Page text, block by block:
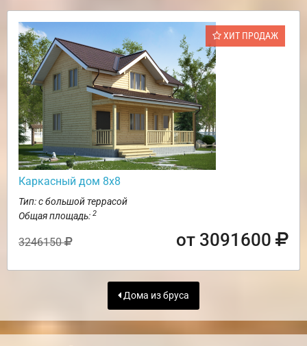
ХИТ ПРОДАЖ
Каркасный дом 8х8
Тип: с большой террасой
Общая площадь: 2
3246150 от 3091600
Дома из бруса